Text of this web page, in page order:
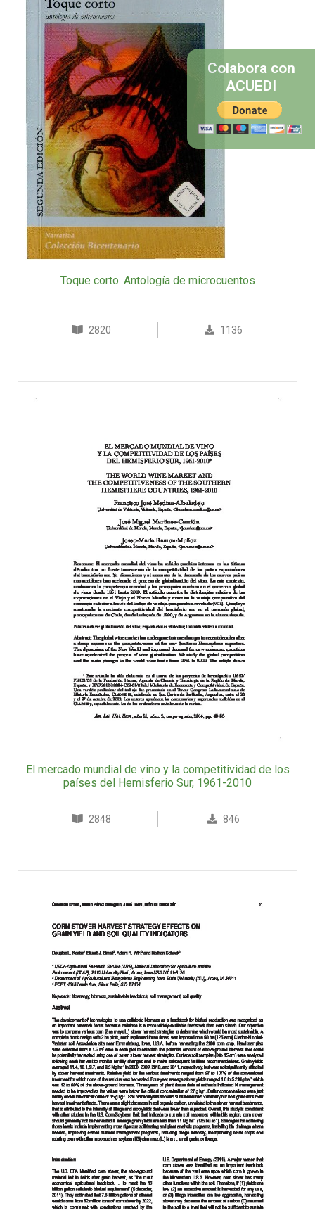
Toque corto. Antología de microcuentos
2820 1136
El mercado mundial de vino y la competitividad de los
países del Hemisferio Sur, 1961-2010
2848 846
Colabora con
ACUEDI